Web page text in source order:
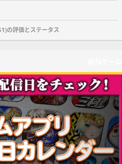
の評価とステータス